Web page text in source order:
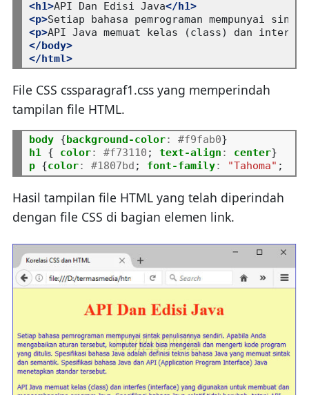
<h1>API Dan Edisi Java</h1>
<p>Setiap bahasa pemrograman mempunyai
<p>API Java memuat kelas (class) dan
</body>
</html>
File CSS cssparagraf1.css yang memperindah
tampilan file HTML.
body { background-color: #f9fab0
h1 { color: #f73110 ; text-align : center
p {color: #1807bd ; font-family: "Tahoma" ;
Hasil tampilan file HTML yang telah diperindah
dengan file CSS di bagian elemen link.